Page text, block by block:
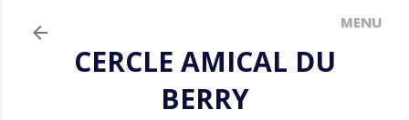
CERCLE AMICAL DU
BERRY